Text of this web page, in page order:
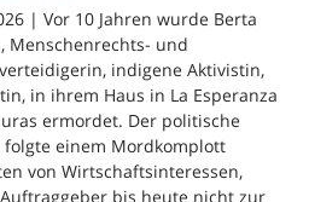
| Vor 10 Jahren wurde Berta
Menschenrechts- und
indigene Aktivistin,
in ihrem Haus in La Esperanza
ermordet. Der politische
folgte einem Mordkomplott
von Wirtschaftsinteressen,
bis heute nicht zur